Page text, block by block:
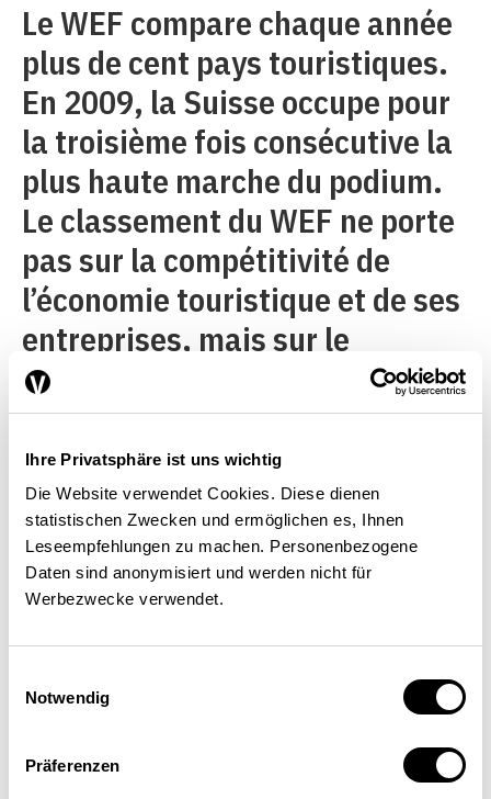
Ihre Privatsphäre ist uns wichtig
Die Website verwendet Cookies. Diese dienen
statistischen Zwecken und ermöglichen es, Ihnen
Leseempfehlungen zu machen. Personenbezogene
Daten sind anonymisiert und werden nicht für
Werbezwecke verwendet.
Notwendig
Präferenzen
Le WEF compare chaque année
plus de cent pays touristiques.
En 2009, la Suisse occupe pour
la troisième fois consécutive la
plus haute marche du podium.
Le classement du WEF ne porte
pas sur la compétitivité de
l’économie touristique et de ses
entreprises, mais sur le
potentiel touristique d’un pays.
Trois groupes d’indicateurs ont
été retenus dans le tableau 1:
les facteurs de production
immobiles, les effets de groupe
et les coûts liés à la distance.
Dans ces trois domaines, la
Suisse fait partie du peloton de
tête. Son industrie touristique
la distance, de la valeur élevée